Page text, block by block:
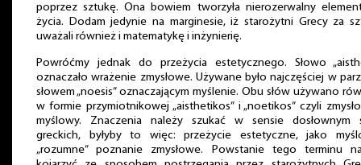
poprzez sztukę. Ona bowiem tworzyła nierozerwalny
życia. Dodam jedynie na marginesie, iż starożytni Grecy za
uważali również i matematykę i inżynierię.
Powróćmy jednak do przeżycia estetycznego. Słowo
oznaczało wrażenie zmysłowe. Używane było najczęściej w
słowem „noesis” oznaczającym myślenie. Obu słów używano
w formie przymiotnikowej „aisthetikos” i „noetikos” czyli
myślowy. Znaczenia należy szukać w sensie dosłownym
greckich, byłyby to więc: przeżycie estetyczne, jako
„rozumne” poznanie zmysłowe. Powstanie tego terminu